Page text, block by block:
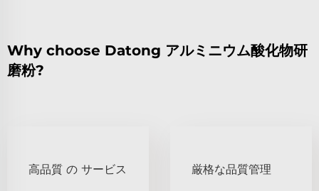
Why choose Datong アルミニウム酸化物研
磨粉?
高品質 の サービス 厳格な品質管理